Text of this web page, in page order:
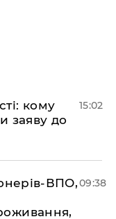
кому
заяву до
15:02
ВПО,09:38